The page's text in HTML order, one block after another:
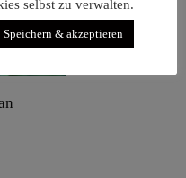
selbst zu verwalten.
Speichern & akzeptieren